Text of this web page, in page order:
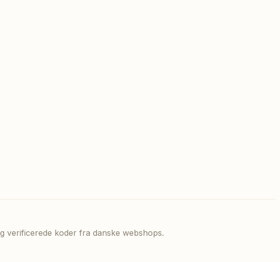
verificerede koder fra danske webshops.